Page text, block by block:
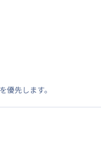
優先します。